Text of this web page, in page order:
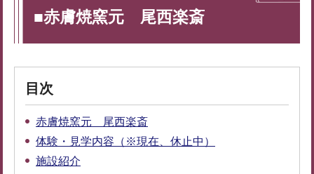
■赤膚焼窯元 尾西楽斎
目次
赤膚焼窯元 尾西楽斎
体験・見学内容（※現在、休止中）
施設紹介